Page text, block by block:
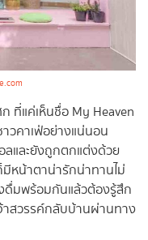
ที่แค่เห็นชื่อ My Heaven
วคาเฟ่อย่างแน่นอน
ลและยังถูกตกแต่งด้วย
มีหน้าตาน่ารักน่าทานไม่
ดื่มพร้อมกันแล้วต้องรู้สึก
าสวรรค์กลับบ้านผ่านทาง